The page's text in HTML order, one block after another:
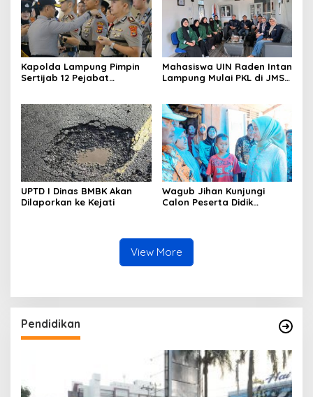
Kapolda Lampung Pimpin
Sertijab 12 Pejabat
Polri Presisi
Mahasiswa UIN Raden Intan
Lampung Mulai PKL di JMSI
UPTD I Dinas BMBK Akan
Dilaporkan ke Kejati
Wagub Jihan Kunjungi
Calon Peserta Didik
Wujudkan Mimpi Generasi
Masa Depan
View More
Pendidikan